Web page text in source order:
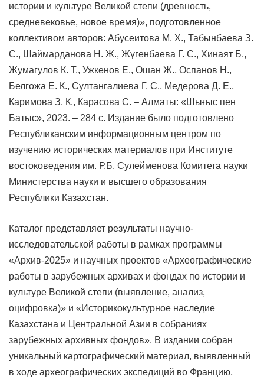
истории и культуре Великой степи (древность,
средневековье, новое время)», подготовленное
коллективом авторов: Абусеитова М. Х., Табынбаева З.
С., Шаймарданова Н. Ж., Жүгенбаева Г. С., Хинаят Б.,
Жумагулов К. Т., Ужкенов Е., Ошан Ж., Оспанов Н.,
Белгожа Е. К., Султангалиева Г. С., Медерова Д. Е.,
Каримова З. К., Карасова С. – Алматы: «Шығыс пен
Батыс», 2023. – 284 с. Издание было подготовлено
Республиканским информационным центром по
изучению исторических материалов при Институте
востоковедения им. Р.Б. Сулейменова Комитета науки
Министерства науки и высшего образования
Республики Казахстан.
Каталог представляет результаты научно-
исследовательской работы в рамках программы
«Архив-2025» и научных проектов «Археографические
работы в зарубежных архивах и фондах по истории и
культуре Великой степи (выявление, анализ,
оцифровка)» и «Историкокультурное наследие
Казахстана и Центральной Азии в собраниях
зарубежных архивных фондов». В издании собран
уникальный картографический материал, выявленный
в ходе археографических экспедиций во Францию,